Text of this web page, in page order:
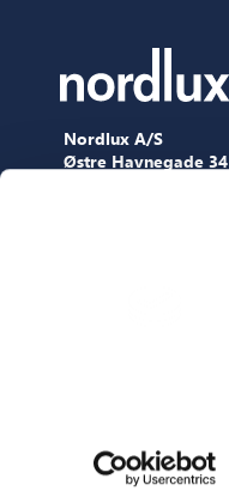
Nordlux A/S
Østre Havnegade 34